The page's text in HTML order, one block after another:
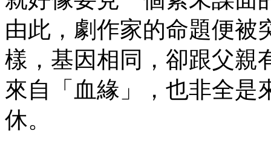
由此，劇作家的命題便被
樣，基因相同，卻跟父親
來自「血緣」，也非全是
休。